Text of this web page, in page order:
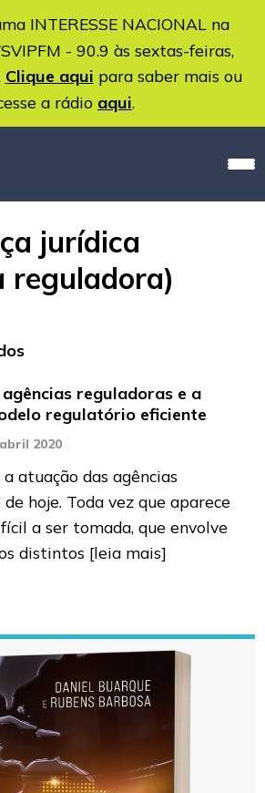
INTERESSE NACIONAL na
- 90.9 às sextas-feiras,
Clique aqui para saber mais ou
a rádio aqui.
jurídica
reguladora)
reguladoras e a
regulatório eficiente
2020
atuação das agências
hoje. Toda vez que aparece
a ser tomada, que envolve
distintos [leia mais]